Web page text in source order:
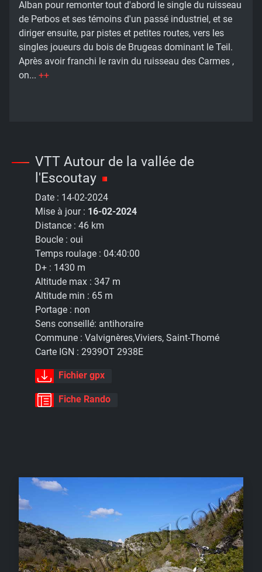
Alban pour remonter tout d'abord le single du ruisseau
de Perbos et ses témoins d'un passé industriel, et se
diriger ensuite, par pistes et petites routes, vers les
singles joueurs du bois de Brugeas dominant le Teil.
Après avoir franchi le ravin du ruisseau des Carmes ,
on... ++
VTT Autour de la vallée de
l'Escoutay
Date : 14-02-2024
Mise à jour : 16-02-2024
Distance : 46 km
Boucle : oui
Temps roulage : 04:40:00
D+ : 1430 m
Altitude max : 347 m
Altitude min : 65 m
Portage : non
Sens conseillé: antihoraire
Commune : Valvignères,Viviers, Saint-Thomé
Carte IGN : 2939OT 2938E
Fichier gpx
Fiche Rando